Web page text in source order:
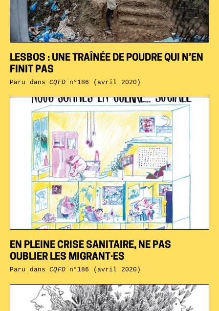
EN PLEINE CRISE SANITAIRE, NE PAS
OUBLIER LES MIGRANT·ES
Paru dansCQFDn°186 (avril 2020)
LESBOS : UNE TRAÎNÉE DE POUDRE QUI N’EN
FINIT PAS
Paru dansCQFDn°186 (avril 2020)